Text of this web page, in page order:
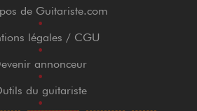
de Guitariste.com
•
légales / CGU
•
annonceur
•
du guitariste
•